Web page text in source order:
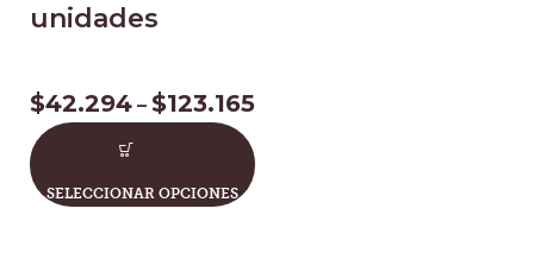
unidades
$42.294 – $123.165
SELECCIONAR OPCIONES